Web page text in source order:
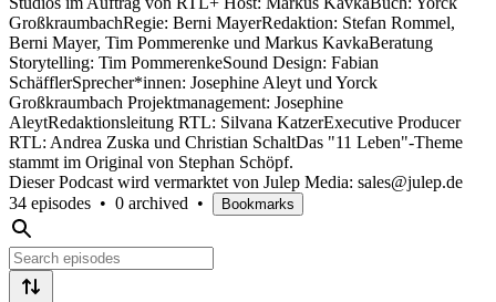
GroßkraumbachRegie: Berni MayerRedaktion: Stefan Rommel,
Berni Mayer, Tim Pommerenke und Markus KavkaBeratung
Storytelling: Tim PommerenkeSound Design: Fabian
SchäfflerSprecher*innen: Josephine Aleyt und Yorck
Großkraumbach Projektmanagement: Josephine
AleytRedaktionsleitung RTL: Silvana KatzerExecutive Producer
RTL: Andrea Zuska und Christian SchaltDas "11 Leben"-Theme
stammt im Original von Stephan Schöpf.
Dieser Podcast wird vermarktet von Julep Media: sales@julep.de
34 episodes • 0 archived • Bookmarks